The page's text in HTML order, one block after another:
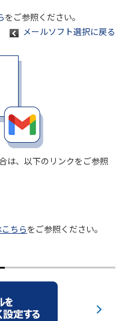
サービス
をご参照ください。
メールソフト選択に戻る
は、以下のリンクをご参照
ちらをご参照ください。